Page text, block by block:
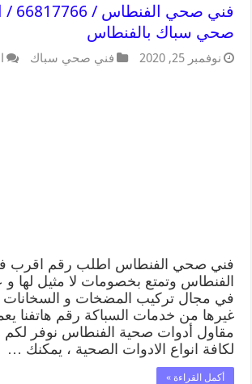
فني
صحي سباك بالفنطاس
نوفمبر 25, 2020 فني صحي سباك
فني صحي الفنطاس اطلب رقم اقرب
الفنطاس وتمتع بخصومات لا مثيل لها
في مجال تركيب المضخات و السخانات و
مقاول أدوات صحية الفنطاس نوفر لكم
لكافة انواع الادوات الصحية ، يمكنك …
أكمل القراءة »